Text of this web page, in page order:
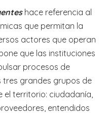
hace referencia al
que permitan la
actores que operan
que las instituciones
procesos de
grandes grupos de
el territorio: ciudadanía,
entendidos